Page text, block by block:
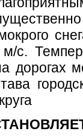
с.
дорогах